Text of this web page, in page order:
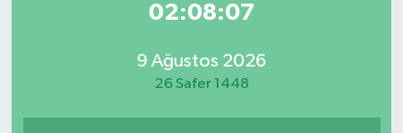
02:08:07
9 Ağustos 2026
26 Safer 1448
Son Dakika Haberleri